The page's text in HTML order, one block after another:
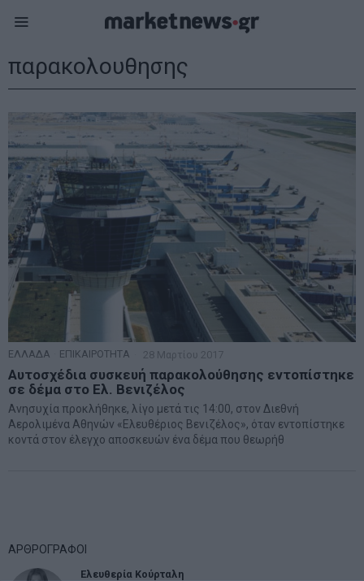
παρακολουθησης
ΕΛΛΑΔΑ ΕΠΙΚΑΙΡΟΤΗΤΑ 28 Μαρτίου 2017
Αυτοσχέδια συσκευή παρακολούθησης εντοπίστηκε
σε δέμα στο Ελ. Βενιζέλος
Ανησυχία προκλήθηκε, λίγο μετά τις 14:00, στον Διεθνή
Αερολιμένα Αθηνών «Ελευθέριος Βενιζέλος», όταν εντοπίστηκε
κοντά στον έλεγχο αποσκευών ένα δέμα που θεωρήθ
ΑΡΘΡΟΓΡΑΦΟΙ
Ελευθερία Κούρταλη